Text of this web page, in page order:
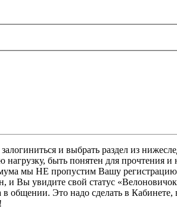
и выбрать раздел из
быть понятен для
мы НЕ пропустим Вашу
и Вы увидите свой статус
общении. Это надо сделать в